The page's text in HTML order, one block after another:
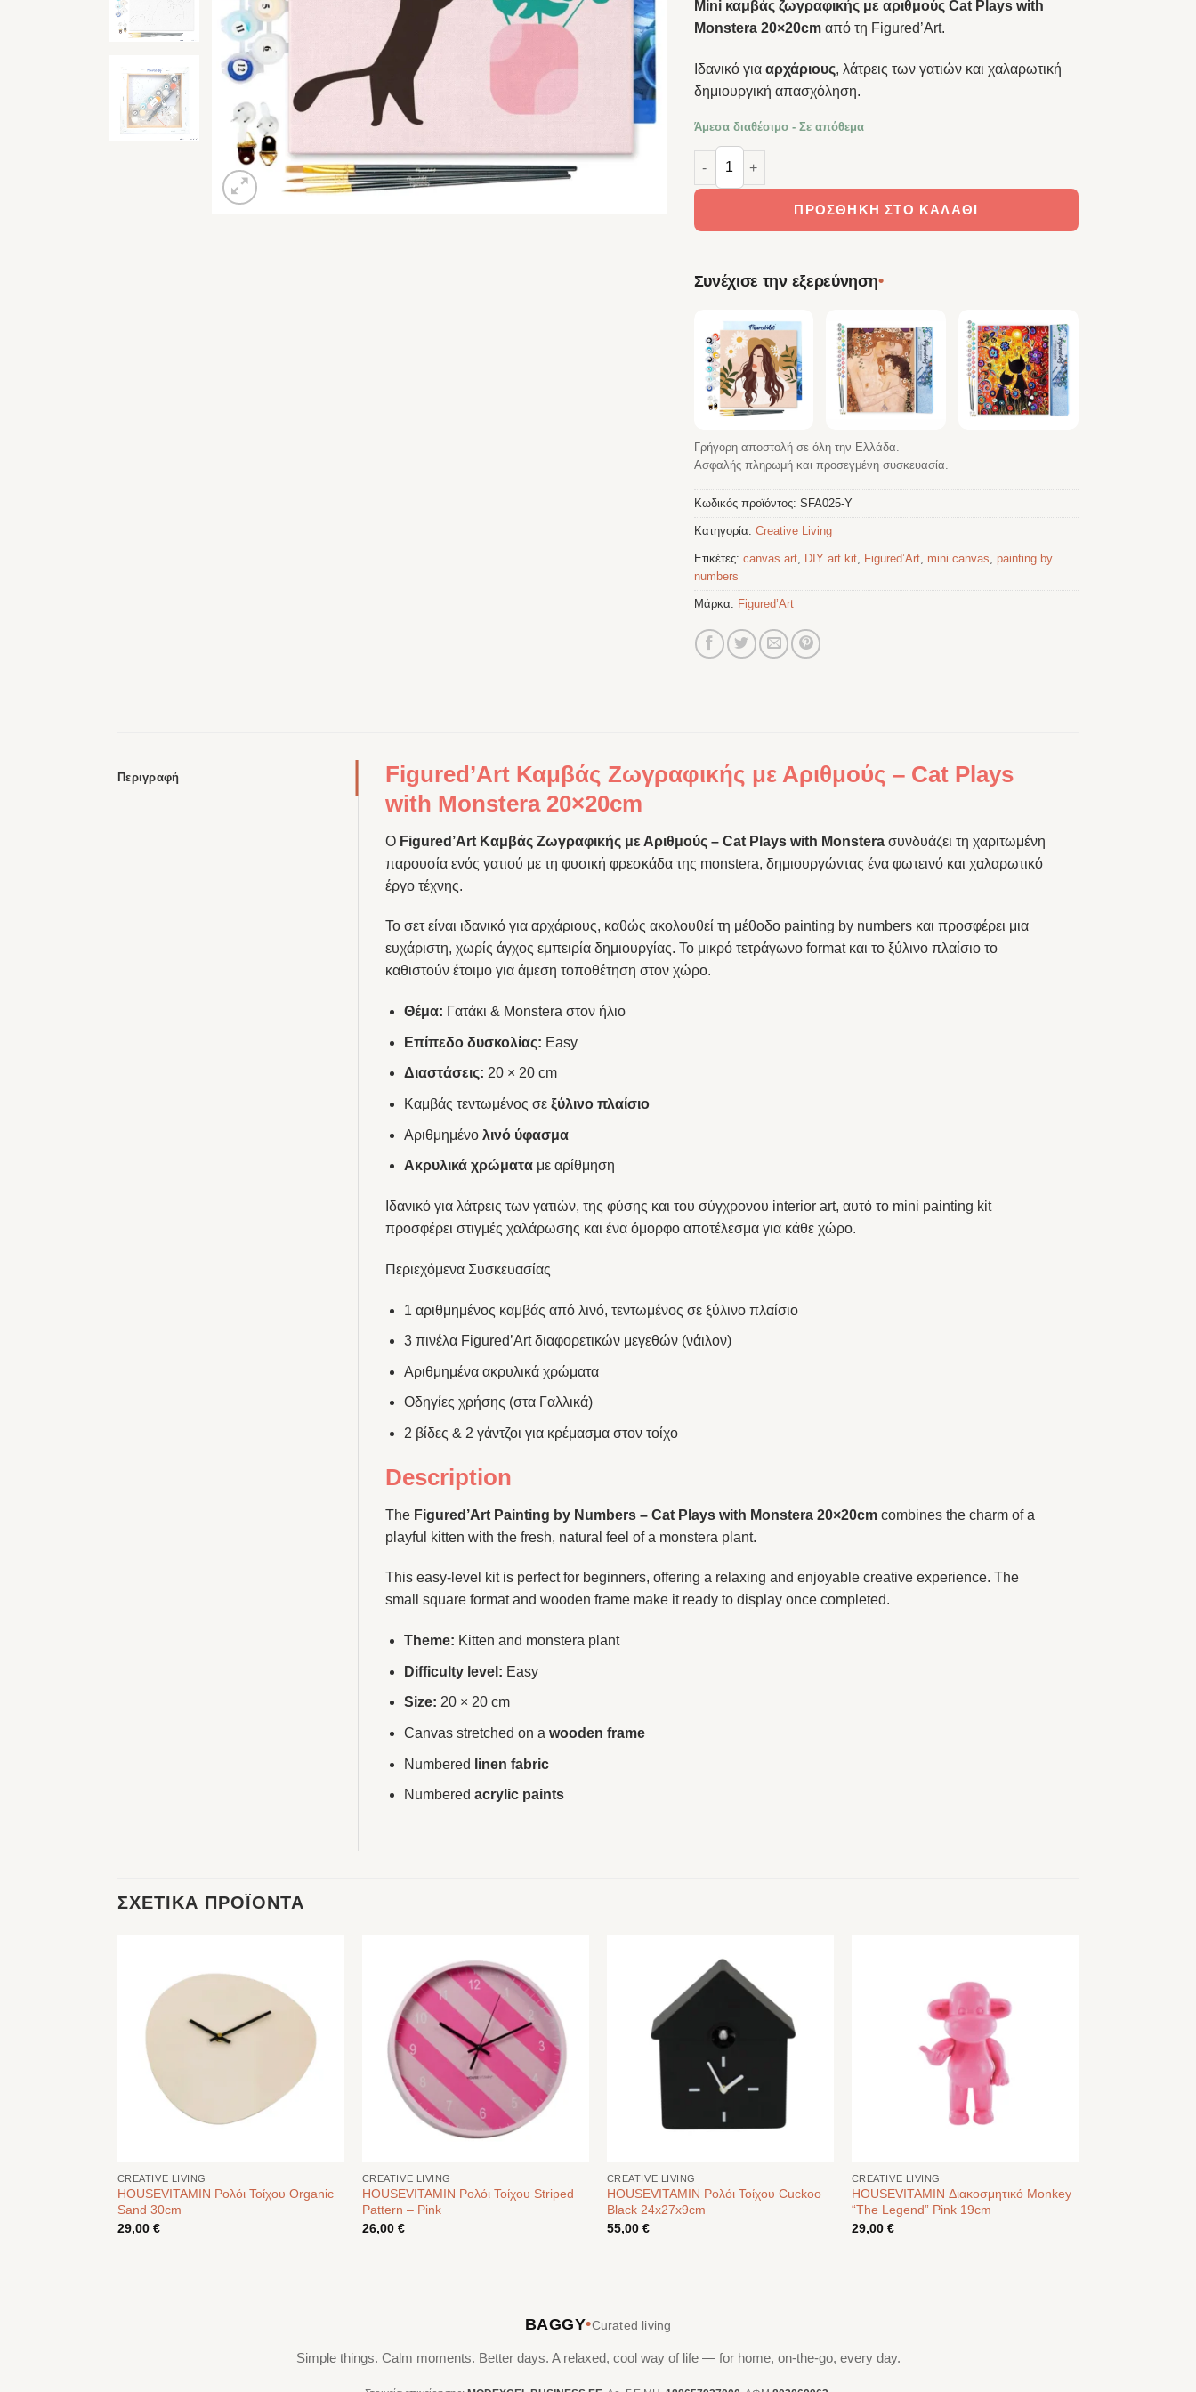
Mini καμβάς ζωγραφικής με αριθμούς Cat Plays with
Monstera 20×20cmαπό τη Figured’Art.
Ιδανικό για αρχάριους, λάτρεις των γατιών και χαλαρωτική
δημιουργική απασχόληση.
Άμεσα διαθέσιμο - Σε απόθεμα
Figured’Art Καμβάς Ζωγραφικής με Αριθμούς – Cat Plays with Monstera 20×20cm
ΠΡΟΣΘΉΚΗ ΣΤΟ ΚΑΛΆΘΙ
Συνέχισε την εξερεύνηση•
Γρήγορη αποστολή σε όλη την Ελλάδα.
Ασφαλής πληρωμή και προσεγμένη συσκευασία.
Κωδικός προϊόντος: SFA025-Y
Κατηγορία: Creative Living
Ετικέτες: canvas art, DIY art kit, Figured’Art, mini canvas painting by
numbers
Μάρκα: Figured’Art
Περιγραφή
Figured’Art Καμβάς Ζωγραφικής με Αριθμούς – Cat Plays
with Monstera 20×20cm
Ο Figured’Art Καμβάς Ζωγραφικής με Αριθμούς – Cat Plays with Monstera συνδυάζει τη χαριτωμένη
παρουσία ενός γατιού με τη φυσική φρεσκάδα της monstera, δημιουργώντας ένα φωτεινό και χαλαρωτικό
έργο τέχνης.
Το σετ είναι ιδανικό για αρχάριους, καθώς ακολουθεί τη μέθοδο painting by numbers και προσφέρει μια
ευχάριστη, χωρίς άγχος εμπειρία δημιουργίας. Το μικρό τετράγωνο format και το ξύλινο πλαίσιο το
καθιστούν έτοιμο για άμεση τοποθέτηση στον χώρο.
Θέμα: Γατάκι & Monstera στον ήλιο
Επίπεδο δυσκολίας: Easy
Διαστάσεις: 20 × 20 cm
Καμβάς τεντωμένος σε ξύλινο πλαίσιο
Αριθμημένο λινό ύφασμα
Ακρυλικά χρώματαμε αρίθμηση
Ιδανικό για λάτρεις των γατιών, της φύσης και του σύγχρονου interior art, αυτό το mini painting kit
προσφέρει στιγμές χαλάρωσης και ένα όμορφο αποτέλεσμα για κάθε χώρο.
Περιεχόμενα Συσκευασίας
1 αριθμημένος καμβάς από λινό, τεντωμένος σε ξύλινο πλαίσιο
3 πινέλα Figured’Art διαφορετικών μεγεθών (νάιλον)
Αριθμημένα ακρυλικά χρώματα
Οδηγίες χρήσης (στα Γαλλικά)
2 βίδες & 2 γάντζοι για κρέμασμα στον τοίχο
Description
The Figured’Art Painting by Numbers – Cat Plays with Monstera 20×20cm combines the charm of a
playful kitten with the fresh, natural feel of a monstera plant.
This easy-level kit is perfect for beginners, offering a relaxing and enjoyable creative experience. The
small square format and wooden frame make it ready to display once completed.
Theme: Kitten and monstera plant
Difficulty level: Easy
Size: 20 × 20 cm
Canvas stretched on a wooden frame
Numbered linen fabric
Numbered acrylic paints
ΣΧΕΤΙΚΆ ΠΡΟΪΌΝΤΑ
CREATIVE LIVING
HOUSEVITAMIN Ρολόι Τοίχου Organic
Sand 30cm
29,00 €
CREATIVE LIVING
HOUSEVITAMIN Ρολόι Τοίχου Striped
Pattern – Pink
26,00 €
CREATIVE LIVING
HOUSEVITAMIN Ρολόι Τοίχου Cuckoo
Black 24x27x9cm
55,00 €
CREATIVE LIVING
HOUSEVITAMIN Διακοσμητικό Monkey
“The Legend” Pink 19cm
29,00 €
BAGGY•Curated living
Simple things. Calm moments. Better days. A relaxed, cool way of life — for home, on-the-go, every day.